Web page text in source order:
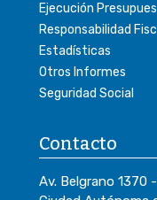
Ejecución
Responsabilidad
Estadísticas
Otros Informes
Seguridad Social
Contacto
Av. Belgrano 1370